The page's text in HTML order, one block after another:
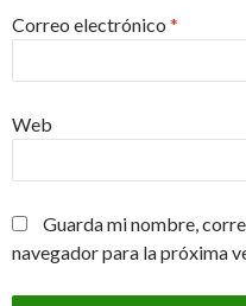
Correo electrónico *
Web
Guarda mi nombre,
navegador para la próxima